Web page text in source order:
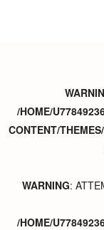
/HOME/
CONTENT/
WARNING:
/HOME/